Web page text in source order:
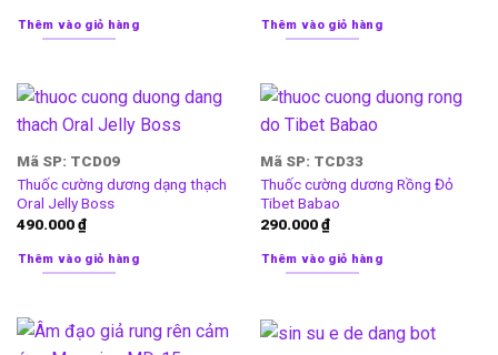
Thêm vào giỏ hàng Thêm vào giỏ hàng
Mã SP: TCD09
Thuốc cường dương dạng thạch
Oral Jelly Boss
490.000₫
Thêm vào giỏ hàng
Mã SP: TCD33
Thuốc cường dương Rồng Đỏ
Tibet Babao
290.000₫
Thêm vào giỏ hàng